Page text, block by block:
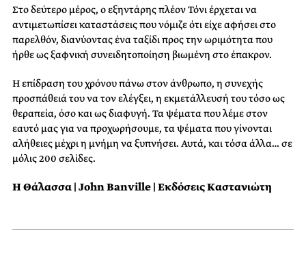
Στο δεύτερο μέρος, ο εξηντάρης πλέον Τόνι έρχεται να
αντιμετωπίσει καταστάσεις που νόμιζε ότι είχε αφήσει στο
παρελθόν, διανύοντας ένα ταξίδι προς την ωριμότητα που
ήρθε ως ξαφνική συνειδητοποίηση βιωμένη στο έπακρον.
Η επίδραση του χρόνου πάνω στον άνθρωπο, η συνεχής
προσπάθειά του να τον ελέγξει, η εκμετάλλευσή του τόσο ως
θεραπεία, όσο και ως διαφυγή. Τα ψέματα που λέμε στον
εαυτό μας για να προχωρήσουμε, τα ψέματα που γίνονται
αλήθειες μέχρι η μνήμη να ξυπνήσει. Αυτά, και τόσα άλλα… σε
μόλις 200 σελίδες.
Η Θάλασσα |John Banville | Εκδόσεις Καστανιώτη